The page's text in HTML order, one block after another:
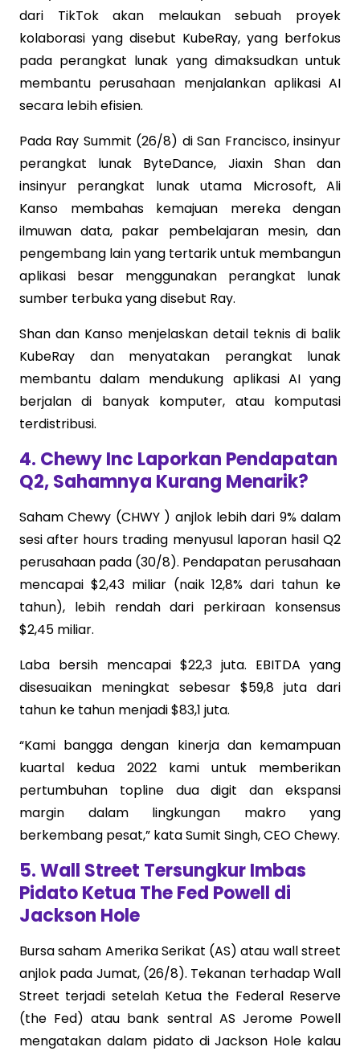
dari TikTok akan melaukan sebuah proyek
kolaborasi yang disebut KubeRay, yang berfokus
pada perangkat lunak yang dimaksudkan untuk
membantu perusahaan menjalankan aplikasi AI
secara lebih efisien.
Pada Ray Summit (26/8) di San Francisco, insinyur
perangkat lunak ByteDance, Jiaxin Shan dan
insinyur perangkat lunak utama Microsoft, Ali
Kanso membahas kemajuan mereka dengan
ilmuwan data, pakar pembelajaran mesin, dan
pengembang lain yang tertarik untuk membangun
aplikasi besar menggunakan perangkat lunak
sumber terbuka yang disebut Ray.
Shan dan Kanso menjelaskan detail teknis di balik
KubeRay dan menyatakan perangkat lunak
membantu dalam mendukung aplikasi AI yang
berjalan di banyak komputer, atau komputasi
terdistribusi.
4. Chewy Inc Laporkan Pendapatan
Q2, Sahamnya Kurang Menarik?
Saham Chewy (CHWY ) anjlok lebih dari 9% dalam
sesi after hours trading menyusul laporan hasil Q2
perusahaan pada (30/8). Pendapatan perusahaan
mencapai $2,43 miliar (naik 12,8% dari tahun ke
tahun), lebih rendah dari perkiraan konsensus
$2,45 miliar.
Laba bersih mencapai $22,3 juta. EBITDA yang
disesuaikan meningkat sebesar $59,8 juta dari
tahun ke tahun menjadi $83,1 juta.
“Kami bangga dengan kinerja dan kemampuan
kuartal kedua 2022 kami untuk memberikan
pertumbuhan topline dua digit dan ekspansi
margin dalam lingkungan makro yang
berkembang pesat,” kata Sumit Singh, CEO Chewy.
5. Wall Street Tersungkur Imbas
Pidato Ketua The Fed Powell di
Jackson Hole
Bursa saham Amerika Serikat (AS) atau wall street
anjlok pada Jumat, (26/8). Tekanan terhadap Wall
Street terjadi setelah Ketua the Federal Reserve
(the Fed) atau bank sentral AS Jerome Powell
mengatakan dalam pidato di Jackson Hole kalau